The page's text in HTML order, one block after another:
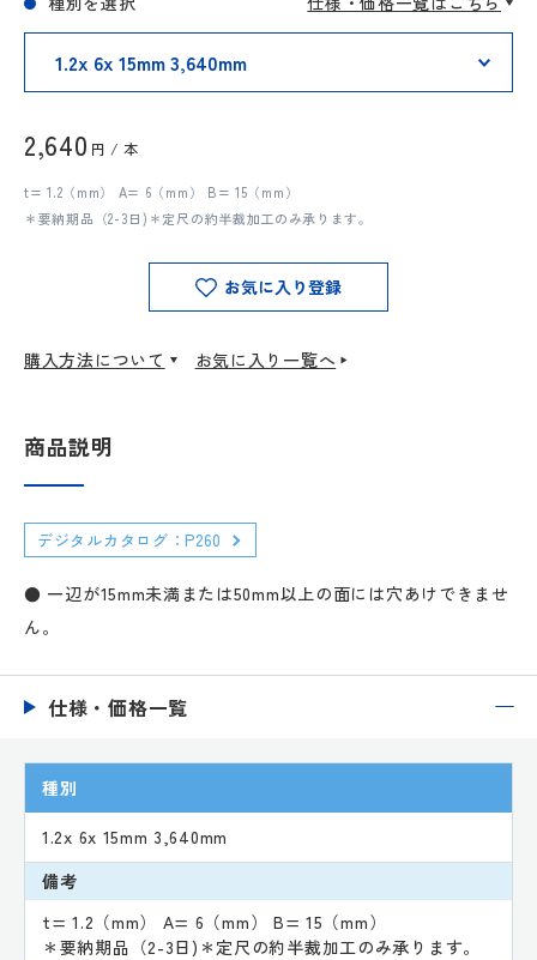
2,640 円 / 本
t= 1.2（mm） A= 6（mm） B= 15（mm）
＊要納期品（2-3日)＊定尺の約半裁加工のみ承ります。
お気に入り登録
購入方法について お気に入り一覧へ
商品説明
デジタルカタログ：P260
● 一辺が15mm未満または50mm以上の面には穴あけできませ
ん。
仕様・価格一覧
種別
1.2x 6x 15mm 3,640mm
備考
t= 1.2（mm） A= 6（mm） B= 15（mm）
＊要納期品（2-3日)＊定尺の約半裁加工のみ承ります。